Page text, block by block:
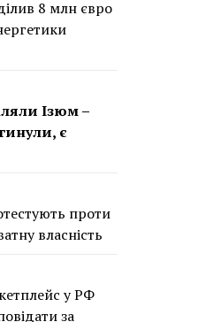
8 млн євро
Ізюм –
є
проти
власність
у РФ
за